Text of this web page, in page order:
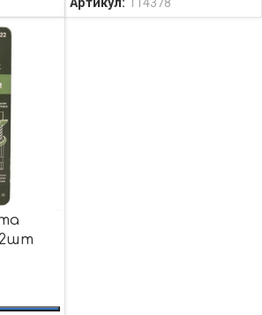
Артикул: 114378
2шт